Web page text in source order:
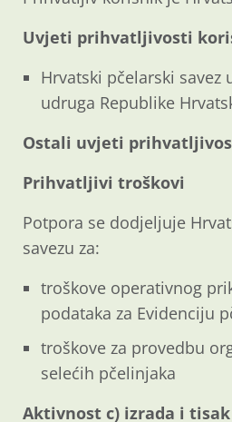
Uvjeti prihvatljivosti
Hrvatski pčelarski savez
udruga Republike
Ostali uvjeti
Prihvatljivi troškovi
Potpora se dodjeljuje
savezu za:
troškove operativnog
podataka za Evidenciju
troškove za provedbu
selećih pčelinjaka
Aktivnost c) izrada i